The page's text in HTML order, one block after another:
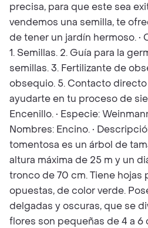
precisa, para que este sea
vendemos una semilla, te
de tener un jardín hermoso. •
1. Semillas. 2. Guía para la
semillas. 3. Fertilizante de
obsequio. 5. Contacto
ayudarte en tu proceso de
Encenillo. • Especie:
Nombres: Encino. •
tomentosa es un árbol de
altura máxima de 25 m y un
tronco de 70 cm. Tiene hojas
opuestas, de color verde.
delgadas y oscuras, que se
flores son pequeñas de 4 a